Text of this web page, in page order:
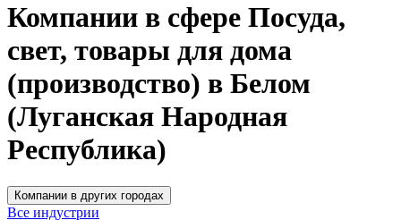
Компании в сфере Посуда,
свет, товары для дома
(производство) в Белом
(Луганская Народная
Республика)
Компании в других городах
Все индустрии